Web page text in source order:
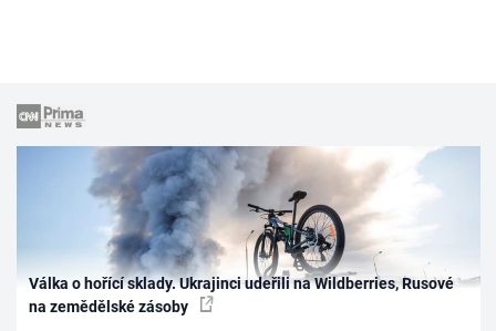
Válka o hořící sklady. Ukrajinci udeřili na Wildberries, Rusové
na zemědělské zásoby